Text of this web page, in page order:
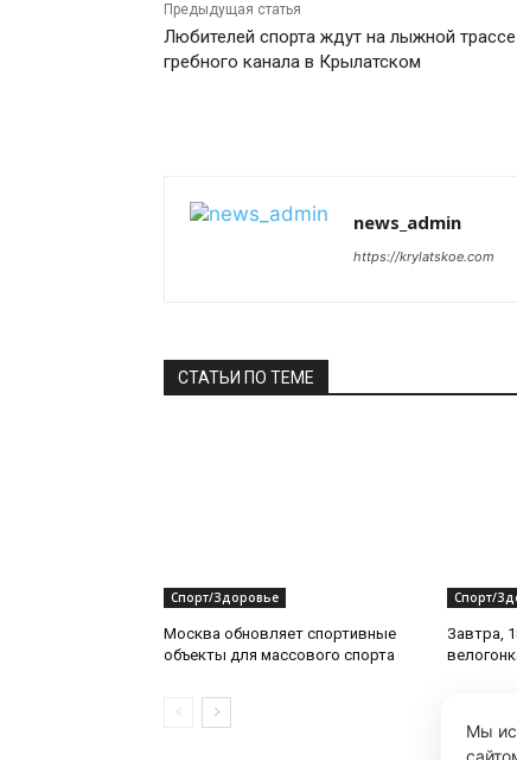
Предыдущая статья
Любителей спорта ждут на лыжной трассе
гребного канала в Крылатском
news_admin
https://krylatskoe.com
СТАТЬИ ПО ТЕМЕ
Спорт/Здоровье
Москва обновляет спортивные
объекты для массового спорта
Спорт/
Завтра,
Мы